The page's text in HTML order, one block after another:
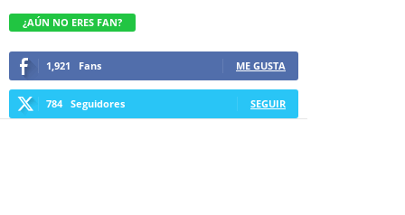
¿AÚN NO ERES FAN?
1,921 Fans ME GUSTA
784 Seguidores SEGUIR